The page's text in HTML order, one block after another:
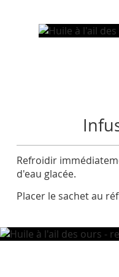
Refroidir
d'eau glacée.
Placer le sachet au